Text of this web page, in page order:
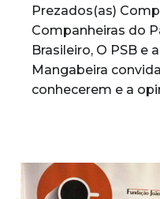
Prezados(as)
Companheiras do
Brasileiro, O PSB e
Mangabeira
conhecerem e a